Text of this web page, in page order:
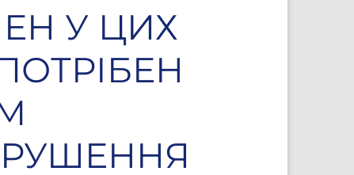
У ЦИХ